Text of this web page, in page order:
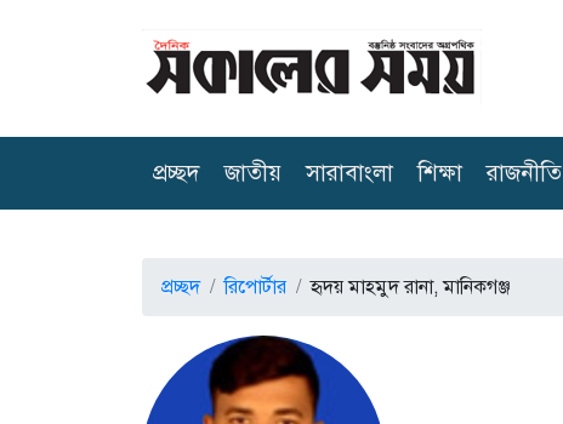
প্রচ্ছদ(current)
জাতীয় সারাবাংলা শিক্ষা রাজনীতি
প্রচ্ছদ রিপোর্টার হৃদয় মাহমুদ রানা, মানিকগঞ্জ